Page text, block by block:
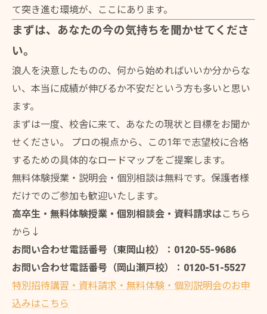
て突き進む環境が、ここにあります。
まずは、あなたの今の気持ちを聞かせてくださ
い。
浪人を決意したものの、何から始めればいいか分からな
い、本当に成績が伸びるか不安だという方も多いと思い
ます。
まずは一度、校舎に来て、あなたの現状と目標をお聞か
せください。 プロの視点から、この1年で志望校に合格
するための具体的なロードマップをご提案します。
無料体験授業・説明会・個別相談は無料です。保護者様
だけでのご参加も歓迎いたします。
高卒生・無料体験授業・個別相談会・資料請求は こちら
から↓
お問い合わせ電話番号（東岡山校）：0120-55-9686
お問い合わせ電話番号（岡山瀬戸校）：0120-51-5527
特別招待講習・資料請求・無料体験・個別説明会のお申
込みはこちら
お問い合わせはこちら